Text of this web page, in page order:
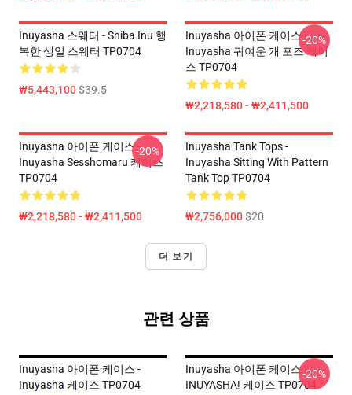
Inuyasha 스웨터 - Shiba Inu 행
복한 생일 스웨터 TP0704
₩5,443,100$39.5
Inuyasha 아이폰 케이스 -
Inuyasha 귀여운 개 포즈 케이
스 TP0704
₩2,218,580 - ₩2,411,500
-20%
Inuyasha 아이폰 케이스 -
Inuyasha Sesshomaru 케이스
TP0704
₩2,218,580 - ₩2,411,500
-20%
Inuyasha Tank Tops -
Inuyasha Sitting With Pattern
Tank Top TP0704
₩2,756,000$20
더 보기
관련 상품
Inuyasha 아이폰 케이스 -
Inuyasha 케이스 TP0704
Inuyasha 아이폰 케이스 -
INUYASHA! 케이스 TP0704
-20%